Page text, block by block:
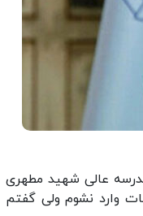
عالی شهید مطهری
وارد نشوم ولی گفتم